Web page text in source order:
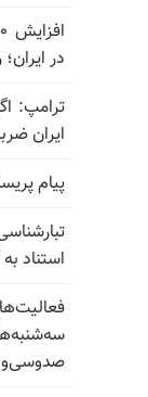
در
ترامپ:
ایران
پیام
استناد